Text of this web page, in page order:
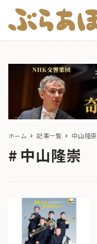
ホーム 記事一覧 中山隆崇
中山隆崇